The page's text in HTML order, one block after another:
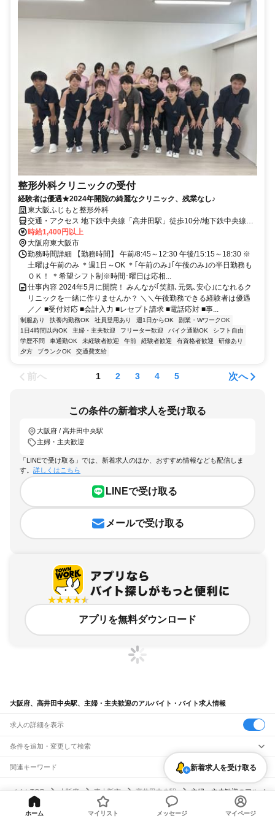
整形外科クリニックの受付
経験者は優遇★2024年開院の綺麗なクリニック、残業なし♪
東大阪ふじもと整形外科
交通・アクセス 地下鉄中央線「高井田駅」徒歩10分/地下鉄中央線
「高井田駅」徒歩10分/近鉄奈良線「河内小阪駅」徒歩18分
時給1,400円以上
大阪府東大阪市
勤務時間詳細 【勤務時間】 午前/8:45～12:30 午後/15:15～18:30 ※
土曜は午前のみ ＊週1日～OK ＊｢午前のみ｣｢午後のみ｣の半日勤務も
ＯＫ！ ＊希望シフト制※時間･曜日は応相...
仕事内容 2024年5月に開院！ みんなが｢笑顔､元気､安心｣になれるク
リニックを一緒に作りませんか？ ＼＼午後勤務できる経験者は優遇
／／ ■受付対応 ■会計入力 ■レセプト請求 ■電話応対 ■事...
制服あり 扶養内勤務OK 社員登用あり 週1日からOK
副業・WワークOK
1日4時間以内OK
主婦・主夫歓迎 フリーター歓迎 バイク通勤OK
シフト自由
学歴不問
車通勤OK 未経験者歓迎 午前 経験者歓迎 有資格者歓迎
研修あり
夕方
ブランクOK 交通費支給
前へ 1 2 3 4 5 次へ
この条件の新着求人を受け取る
大阪府 / 高井田中央駅
主婦・主夫歓迎
「LINEで受け取る」では、新着求人のほか、おすすめ情報なども配信しま
す。 詳しくはこちら
LINEで受け取る
メールで受け取る
アプリを無料ダウンロード
大阪府、高井田中央駅、主婦・主夫歓迎のアルバイト・バイト求人情報
求人の詳細を表示
条件を追加・変更して検索
市区町村を追加・変更
大阪市
都島区
此花区西区港区 天王寺区浪速区西淀川区 東淀川区東成区
駅を追加・変更
JR京都線
職種を追加・変更
関連キーワード
ガチャガチャ犬カフェ
バイトTOP
大阪府 東大阪市 高井田中央駅
主婦・主夫歓迎のアルバ
イト・バイト・求人
新着求人を受け取る
ホーム マイリスト メッセージ マイページ